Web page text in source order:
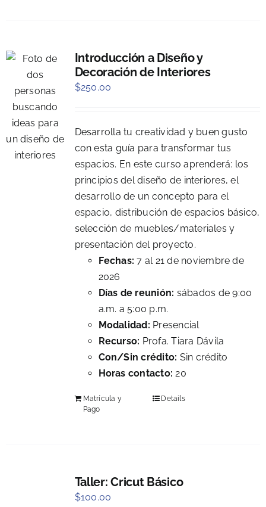
Introducción a Diseño y
Decoración de Interiores
$250.00
Desarrolla tu creatividad y buen gusto
con esta guía para transformar tus
espacios. En este curso aprenderá: los
principios del diseño de interiores, el
desarrollo de un concepto para el
espacio, distribución de espacios básico,
selección de muebles/materiales y
presentación del proyecto.
Fechas:7 al 21 de noviembre de
2026
Días de reunión: sábados de 9:00
a.m. a 5:00 p.m.
Modalidad: Presencial
Recurso: Profa. Tiara Dávila
Con/Sin crédito: Sin crédito
Horas contacto: 20
Matrícula y
Pago
Details
Taller: Cricut Básico
$100.00